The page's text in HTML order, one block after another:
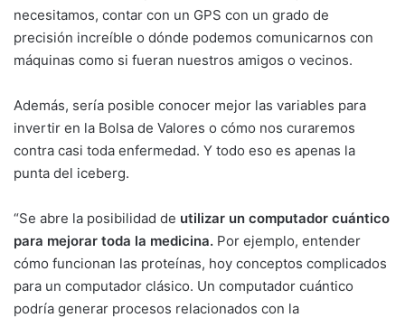
necesitamos, contar con un GPS con un grado de
precisión increíble o dónde podemos comunicarnos con
máquinas como si fueran nuestros amigos o vecinos.
Además, sería posible conocer mejor las variables para
invertir en la Bolsa de Valores o cómo nos curaremos
contra casi toda enfermedad. Y todo eso es apenas la
punta del iceberg.
“Se abre la posibilidad de utilizar un computador cuántico
para mejorar toda la medicina. Por ejemplo, entender
cómo funcionan las proteínas, hoy conceptos complicados
para un computador clásico. Un computador cuántico
podría generar procesos relacionados con la